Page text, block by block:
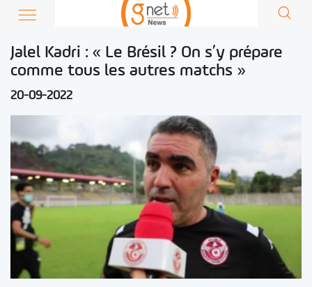
Jalel Kadri : « Le Brésil ? On s’y prépare
comme tous les autres matchs »
20-09-2022